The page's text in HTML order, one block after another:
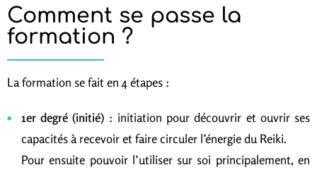
Comment se passe la
formation ?
La formation se fait en 4 étapes :
1er degré (initié) : initiation pour découvrir et ouvrir ses
capacités à recevoir et faire circuler l’énergie du Reiki.
Pour ensuite pouvoir l’utiliser sur soi principalement, en